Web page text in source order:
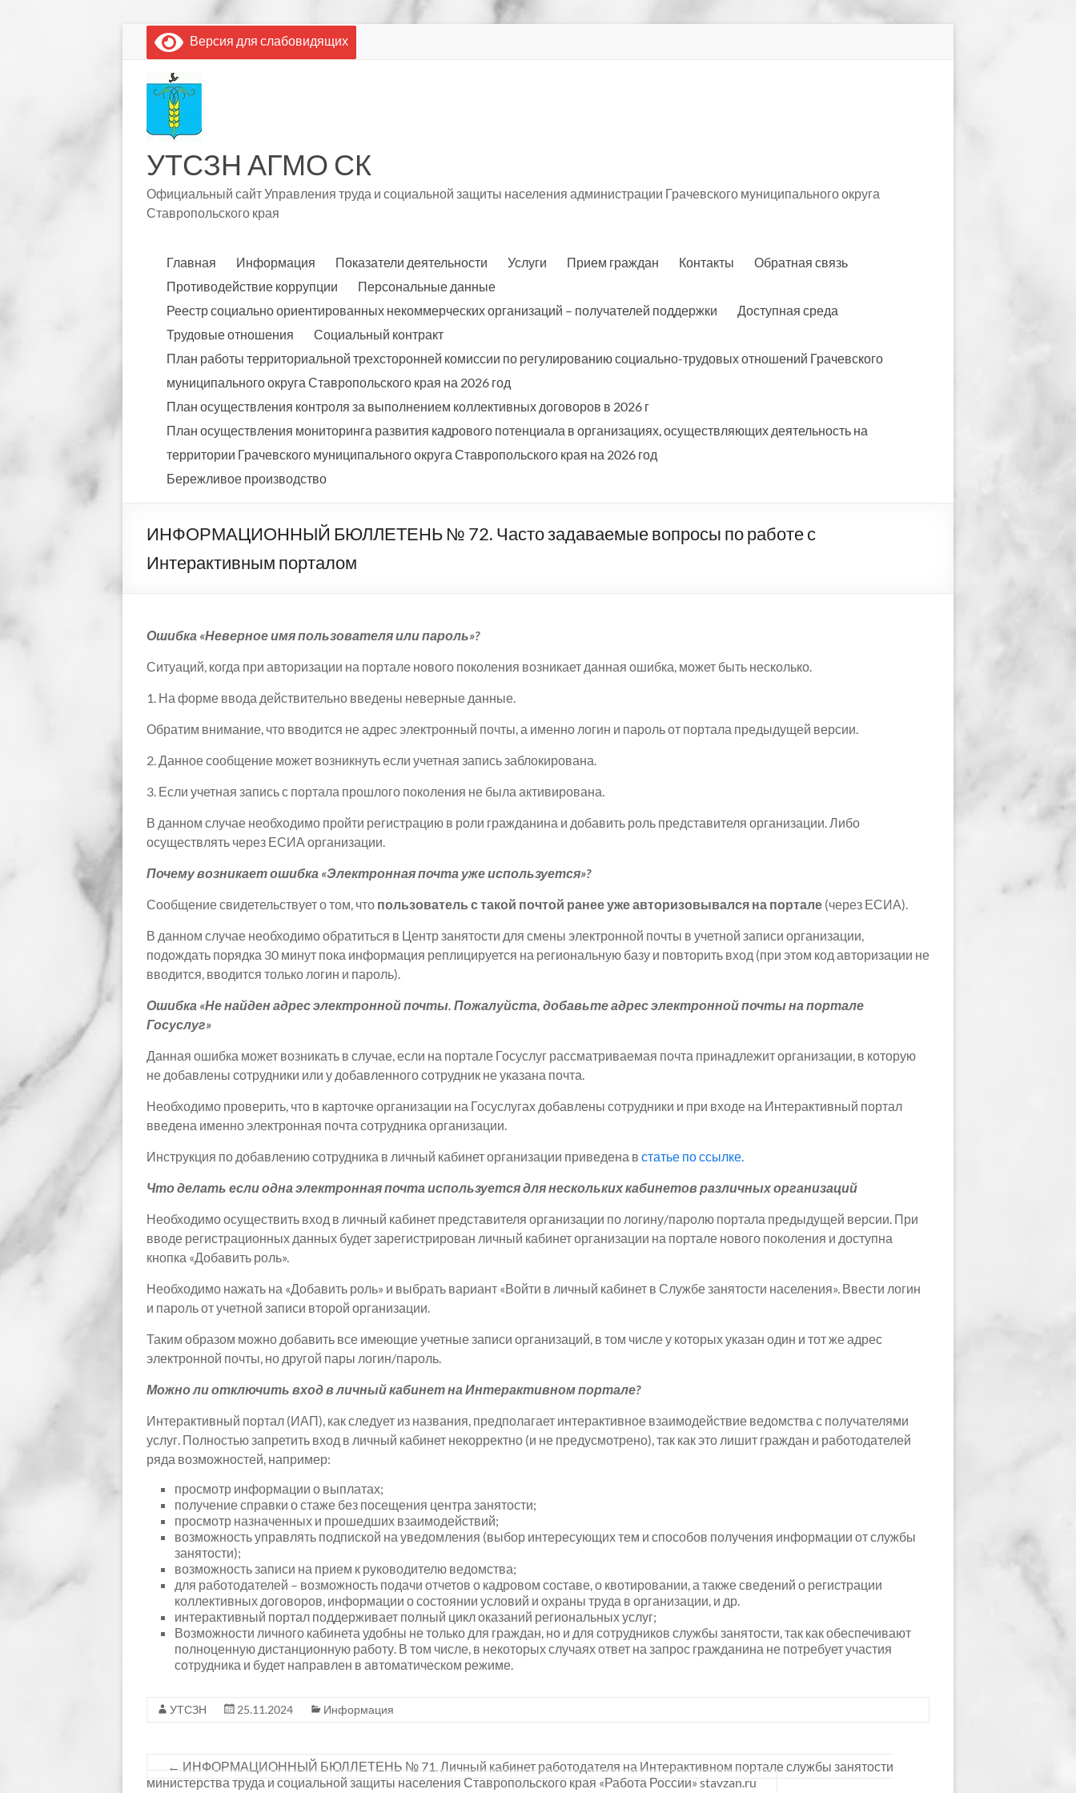
Перейти
содержимому
Версия для слабовидящих
УТСЗН АГМО СК
Официальный сайт Управления труда и социальной защиты населения администрации Грачевского муниципального округа
Ставропольского края
Главная Информация Показатели деятельности Услуги Прием граждан Контакты
Обратная связь
Противодействие коррупции
Персональные данные
Реестр социально ориентированных некоммерческих организаций – получателей поддержки
Доступная среда
Трудовые отношения
Социальный контракт
План работы территориальной трехсторонней комиссии по регулированию социально-трудовых отношений Грачевского
муниципального округа Ставропольского края на 2026 год
План осуществления контроля за выполнением коллективных договоров в 2026 г
План осуществления мониторинга развития кадрового потенциала в организациях, осуществляющих деятельность на
территории Грачевского муниципального округа Ставропольского края на 2026 год
Бережливое производство
ИНФОРМАЦИОННЫЙ БЮЛЛЕТЕНЬ № 72. Часто задаваемые вопросы по работе с
Интерактивным порталом
Ошибка «Неверное имя пользователя или пароль»?
Ситуаций, когда при авторизации на портале нового поколения возникает данная ошибка, может быть несколько.
1. На форме ввода действительно введены неверные данные.
Обратим внимание, что вводится не адрес электронный почты, а именно логин и пароль от портала предыдущей версии.
2. Данное сообщение может возникнуть если учетная запись заблокирована.
3. Если учетная запись с портала прошлого поколения не была активирована.
В данном случае необходимо пройти регистрацию в роли гражданина и добавить роль представителя организации. Либо
осуществлять через ЕСИА организации.
Почему возникает ошибка «Электронная почта уже используется»?
Сообщение свидетельствует о том, что пользователь с такой почтой ранее уже авторизовывался на портале (через ЕСИА).
В данном случае необходимо обратиться в Центр занятости для смены электронной почты в учетной записи организации,
подождать порядка 30 минут пока информация реплицируется на региональную базу и повторить вход (при этом код авторизации не
вводится, вводится только логин и пароль).
Ошибка «Не найден адрес электронной почты. Пожалуйста, добавьте адрес электронной почты на портале
Госуслуг»
Данная ошибка может возникать в случае, если на портале Госуслуг рассматриваемая почта принадлежит организации, в которую
не добавлены сотрудники или у добавленного сотрудник не указана почта.
Необходимо проверить, что в карточке организации на Госуслугах добавлены сотрудники и при входе на Интерактивный портал
введена именно электронная почта сотрудника организации.
Инструкция по добавлению сотрудника в личный кабинет организации приведена в статье по ссылке.
Что делать если одна электронная почта используется для нескольких кабинетов различных организаций
Необходимо осуществить вход в личный кабинет представителя организации по логину/паролю портала предыдущей версии. При
вводе регистрационных данных будет зарегистрирован личный кабинет организации на портале нового поколения и доступна
кнопка «Добавить роль».
Необходимо нажать на «Добавить роль» и выбрать вариант «Войти в личный кабинет в Службе занятости населения». Ввести логин
и пароль от учетной записи второй организации.
Таким образом можно добавить все имеющие учетные записи организаций, в том числе у которых указан один и тот же адрес
электронной почты, но другой пары логин/пароль.
Можно ли отключить вход в личный кабинет на Интерактивном портале?
Интерактивный портал (ИАП), как следует из названия, предполагает интерактивное взаимодействие ведомства с получателями
услуг. Полностью запретить вход в личный кабинет некорректно (и не предусмотрено), так как это лишит граждан и работодателей
ряда возможностей, например:
просмотр информации о выплатах;
получение справки о стаже без посещения центра занятости;
просмотр назначенных и прошедших взаимодействий;
возможность управлять подпиской на уведомления (выбор интересующих тем и способов получения информации от службы
занятости);
возможность записи на прием к руководителю ведомства;
для работодателей – возможность подачи отчетов о кадровом составе, о квотировании, а также сведений о регистрации
коллективных договоров, информации о состоянии условий и охраны труда в организации, и др.
интерактивный портал поддерживает полный цикл оказаний региональных услуг;
Возможности личного кабинета удобны не только для граждан, но и для сотрудников службы занятости, так как обеспечивают
полноценную дистанционную работу. В том числе, в некоторых случаях ответ на запрос гражданина не потребует участия
сотрудника и будет направлен в автоматическом режиме.
УТСЗН 25.11.2024 Информация
← ИНФОРМАЦИОННЫЙ БЮЛЛЕТЕНЬ № 71. Личный кабинет работодателя на Интерактивном портале службы занятости
министерства труда и социальной защиты населения Ставропольского края «Работа России» stavzan.ru